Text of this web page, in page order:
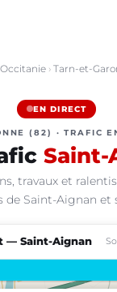
› Tarn-et-
EN DIRECT
(82) · TRAFIC
Saint-
travaux et
de Saint-Aignan et
— Saint-Aignan